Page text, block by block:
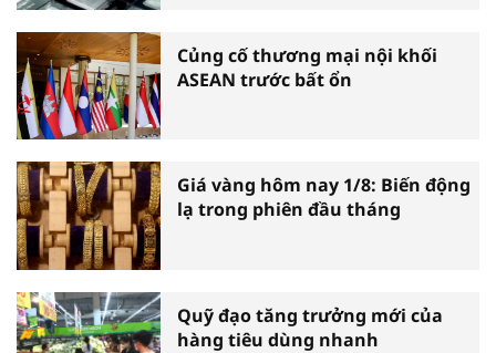
Củng cố thương mại nội khối
ASEAN trước bất ổn
Giá vàng hôm nay 1/8: Biến động
lạ trong phiên đầu tháng
Quỹ đạo tăng trưởng mới của
hàng tiêu dùng nhanh